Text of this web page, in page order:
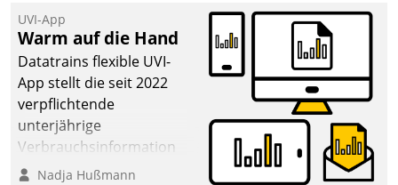
datengestützte
Entscheidungen.
UVI-App
Warm auf die Hand
Datatrains flexible UVI-
App stellt die seit 2022
verpflichtende
unterjährige
Verbrauchsinformation
schnell, zuverlässig und
Nadja Hußmann